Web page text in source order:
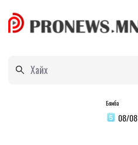
Бямба
08/08